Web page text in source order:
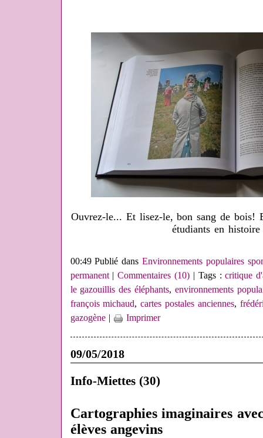
Ouvrez-le... Et lisez-le, bon sang de bois!
étudiants en
00:49 Publié dansEnvironnements populaires
permanent|Commentaires (10) | Tags :critique
le gazouillis des éléphants, environnements
françois michaud,cartes postales anciennes,
gazogène| Imprimer
09/05/2018
Info-Miettes (30)
Cartographies imaginaires
élèves angevins